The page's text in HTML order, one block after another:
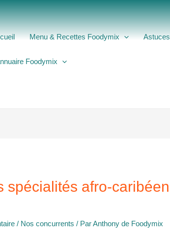
Menu & Recettes Foodymix
Foodymix
spécialités afro-
/ Nos concurrents / ParAnthony de Foodymix